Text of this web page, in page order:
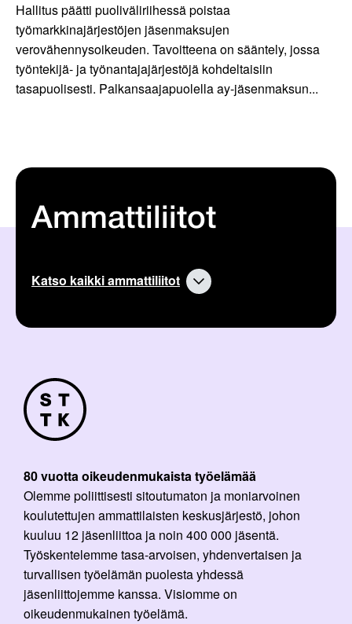
Hallitus päätti puoliväliriihessä poistaa
työmarkkinajärjestöjen jäsenmaksujen
verovähennysoikeuden. Tavoitteena on sääntely, jossa
työntekijä- ja työnantajajärjestöjä kohdeltaisiin
tasapuolisesti. Palkansaajapuolella ay-jäsenmaksun...
Ammattiliitot
Katso kaikki ammattiliitot
80 vuotta oikeudenmukaista työelämää
Olemme poliittisesti sitoutumaton ja moniarvoinen
koulutettujen ammattilaisten keskusjärjestö, johon
kuuluu 12 jäsenliittoa ja noin 400 000 jäsentä.
Työskentelemme tasa-arvoisen, yhdenvertaisen ja
turvallisen työelämän puolesta yhdessä
jäsenliittojemme kanssa. Visiomme on
oikeudenmukainen työelämä.